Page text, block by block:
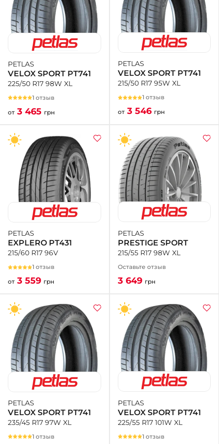
PETLAS
VELOX SPORT PT741
225/50 R17 98W XL
1 отзыв
от 3 465 грн
PETLAS
VELOX SPORT PT741
215/50 R17 95W XL
1 отзыв
от 3 546 грн
PETLAS
EXPLERO PT431
215/60 R17 96V
1 отзыв
от 3 559 грн
PETLAS
PRESTIGE SPORT
215/55 R17 98W XL
Оставьте отзыв
3 649 грн
PETLAS
VELOX SPORT PT741
235/45 R17 97W XL
1 отзыв
PETLAS
VELOX SPORT PT741
225/55 R17 101W XL
1 отзыв